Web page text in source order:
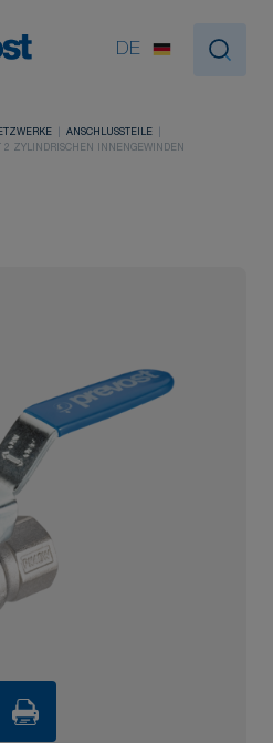
DE
ANSCHLUSSTEILE
ZYLINDRISCHEN INNENGEWINDEN